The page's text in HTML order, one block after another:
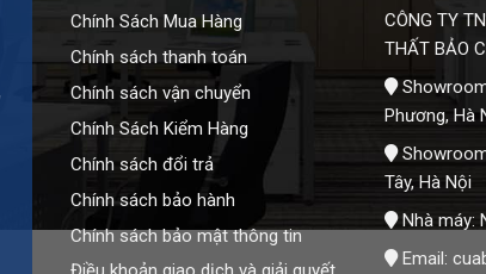
Chính Sách Mua Hàng
Chính sách thanh toán
Chính sách vận chuyển
Chính Sách Kiểm Hàng
Chính sách đổi trả
Chính sách bảo hành
Chính sách bảo mật thông tin
CÔNG TY
THẤT BẢO
Phương, Hà
Tây, Hà Nội
Nhà máy:
Email: